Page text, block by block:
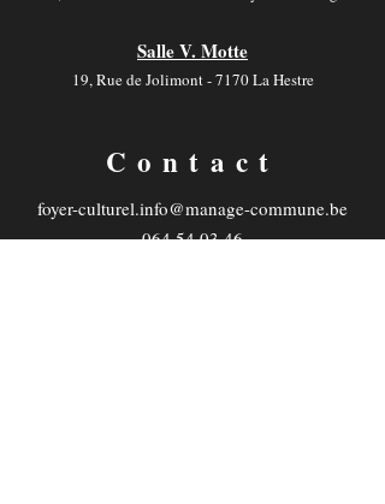
Salle V. Motte
19, Rue de Jolimont - 7170 La Hestre
Contact
foyer-culturel.info@manage-commune.be
064 54 03 46